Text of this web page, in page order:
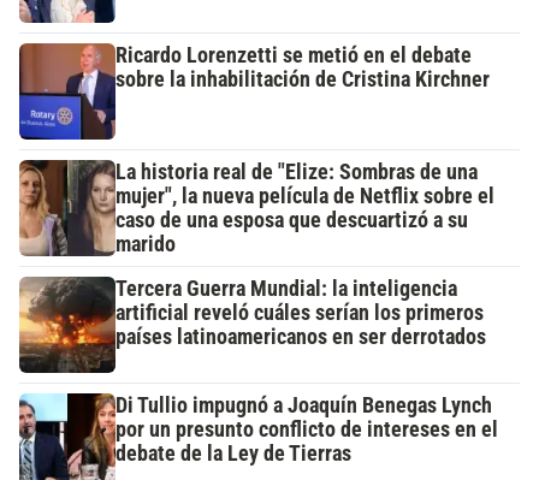
Ricardo Lorenzetti se metió en el debate
sobre la inhabilitación de Cristina Kirchner
La historia real de "Elize: Sombras de una
mujer", la nueva película de Netflix sobre el
caso de una esposa que descuartizó a su
marido
Tercera Guerra Mundial: la inteligencia
artificial reveló cuáles serían los primeros
países latinoamericanos en ser derrotados
Di Tullio impugnó a Joaquín Benegas Lynch
por un presunto conflicto de intereses en el
debate de la Ley de Tierras